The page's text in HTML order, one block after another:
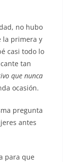
no hubo
la primera y
casi todo lo
tan
que nunca
ocasión.
pregunta
antes
para que